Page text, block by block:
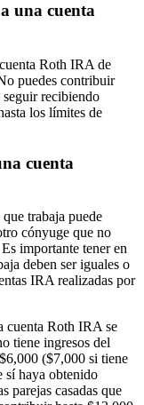
una cuenta
Roth IRA de
puedes contribuir
seguir recibiendo
los límites de
cuenta
trabaja puede
cónyuge que no
importante tener en
deben ser iguales o
IRA realizadas por
cuenta Roth IRA se
tiene ingresos del
($7,000 si tiene
sí haya obtenido
parejas casadas que